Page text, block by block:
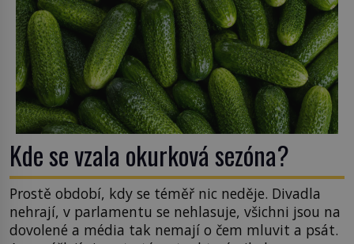
Kde se vzala okurková sezóna?
Prostě období, kdy se téměř nic neděje. Divadla
nehrají, v parlamentu se nehlasuje, všichni jsou na
dovolené a média tak nemají o čem mluvit a psát.